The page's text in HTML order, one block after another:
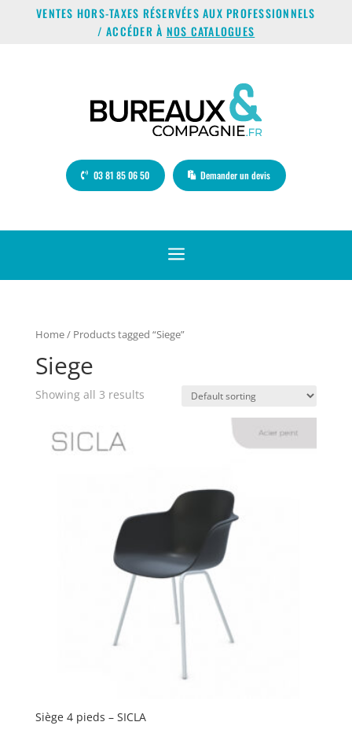
VENTES HORS-TAXES RÉSERVÉES AUX PROFESSIONNELS
/ ACCÉDER À NOS CATALOGUES
03 81 85 06 50 Demander un devis
a
Home/ Products tagged “Siege”
Siege
Showing all 3 results
Siège 4 pieds – SICLA